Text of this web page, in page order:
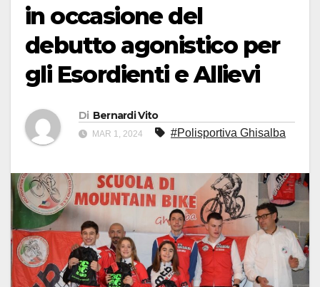
in occasione del
debutto agonistico per
gli Esordienti e Allievi
Di Bernardi Vito
MAR 1, 2024 #Polisportiva Ghisalba